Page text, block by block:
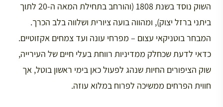
השוק נוסד בשנת 1808 (והורחב בתחילת המאה ה-20 לתוך
ביתני ברזל יצוק), ומהווה בועה ציורית ושלווה בלב הכרך.
המבחר בוטניקאי עצום – מפרחי עונה ועד צמחים אקזוטיים.
כדאי לדעת שכחלק ממדיניות רווחת בעלי חיים של העירייה,
שוק הציפורים החיות שנהג לפעול כאן בימי ראשון בוטל, אך
חווית הפרחים ממשיכה לפרוח במלוא עוזה.